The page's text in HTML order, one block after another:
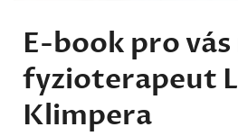
E-book pro vás
fyzioterapeut
Klimpera